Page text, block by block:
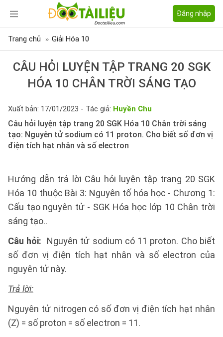
Đăng nhập
Trang chủ Giải Hóa 10
CÂU HỎI LUYỆN TẬP TRANG 20 SGK
HÓA 10 CHÂN TRỜI SÁNG TẠO
Xuất bản: 17/01/2023 - Tác giả: Huyền Chu
Câu hỏi luyện tập trang 20 SGK Hóa 10 Chân trời sáng
tạo: Nguyên tử sodium có 11 proton. Cho biết số đơn vị
điện tích hạt nhân và số electron
Hướng dẫn trả lời Câu hỏi luyện tập trang 20 SGK
Hóa 10 thuộc Bài 3: Nguyên tố hóa học - Chương 1:
Cấu tạo nguyên tử - SGK Hóa học lớp 10 Chân trời
sáng tạo..
Câu hỏi:
Nguyên tử sodium có 11 proton. Cho biết
số đơn vị điện tích hạt nhân và số electron của
nguyên tử này.
Trả lời:
Nguyên tử nitrogen có số đơn vị điện tích hạt nhân
(Z) = số proton = số electron = 11.